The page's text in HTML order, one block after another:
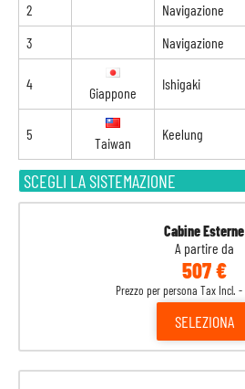
SCEGLI LA SISTEMAZIONE
Cabine Esterne
A partire da
507 €
Prezzo per persona Tax Incl.
SELEZIONA
2 Navigazione
3
Navigazione
4
Giappone
Ishigaki
5
Taiwan
Keelung